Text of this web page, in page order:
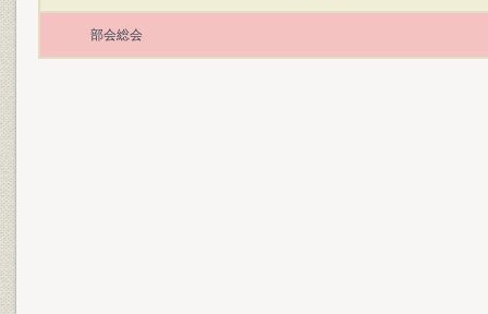
部会総会